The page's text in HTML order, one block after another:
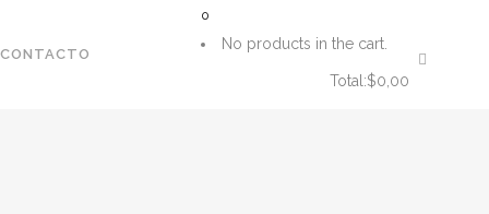
0
No products in the cart.
Total:$0,00
CONTACTO